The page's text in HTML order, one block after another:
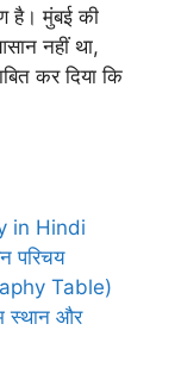
है। मुंबई की
नहीं था,
कर दिया कि
in Hindi
परिचय
Table)
स्थान और